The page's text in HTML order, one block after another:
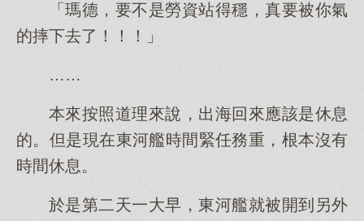
「瑪德，要不是勞資站得穩，真要被你氣
的摔下去了！！！」
……
本來按照道理來說，出海回來應該是休息
的。但是現在東河艦時間緊任務重，根本沒有
時間休息。
於是第二天一大早，東河艦就被開到另外